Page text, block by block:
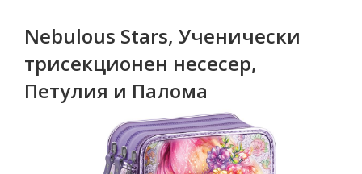
Nebulous Stars, Ученически
трисекционен несесер,
Петулия и Палома